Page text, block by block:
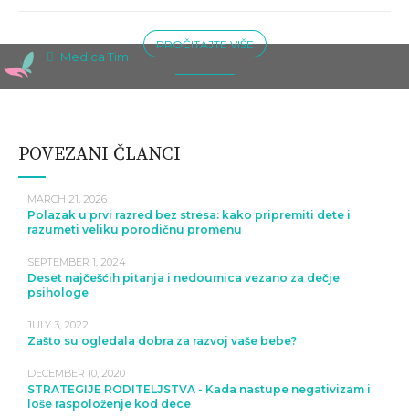
Medica Tim
PROČITAJTE VIŠE
POVEZANI ČLANCI
MARCH 21, 2026
Polazak u prvi razred bez stresa: kako pripremiti dete i
razumeti veliku porodičnu promenu
SEPTEMBER 1, 2024
Deset najčešćih pitanja i nedoumica vezano za dečje
psihologe
JULY 3, 2022
Zašto su ogledala dobra za razvoj vaše bebe?
DECEMBER 10, 2020
STRATEGIJE RODITELJSTVA - Kada nastupe negativizam i
loše raspoloženje kod dece